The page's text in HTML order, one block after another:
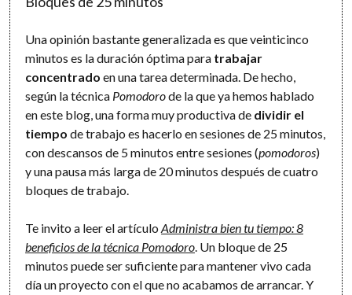
Una opinión bastante generalizada es que veinticinco
minutos es la duración óptima para trabajar
concentrado en una tarea determinada. De hecho,
según la técnica Pomodorode la que ya hemos hablado
en este blog, una forma muy productiva de dividir el
tiempo de trabajo es hacerlo en sesiones de 25 minutos,
con descansos de 5 minutos entre sesiones (pomodoros)
y una pausa más larga de 20 minutos después de cuatro
bloques de trabajo.
Te invito a leer el artículoAdministra bien tu tiempo: 8
beneficios de la técnica Pomodoro. Un bloque de 25
minutos puede ser suficiente para mantener vivo cada
día un proyecto con el que no acabamos de arrancar. Y